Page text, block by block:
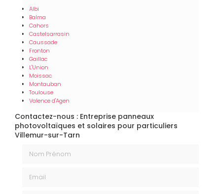
Albi
Balma
Cahors
Castelsarrasin
Caussade
Fronton
Gaillac
L'Union
Moissac
Montauban
Toulouse
Valence d'Agen
Contactez-nous : Entreprise panneaux
photovoltaïques et solaires pour particuliers
Villemur-sur-Tarn